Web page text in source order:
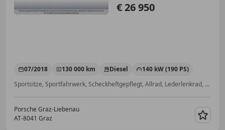
€ 26 950
07/2018 130 000 km Diesel
140 kW (190 PS)
Sportsitze, Sportfahrwerk, Scheckheftgepflegt, Allrad, Lederlenkrad, Sportpaket, Spoiler, LED-Scheinwerfer
Porsche Graz-Liebenau
AT-8041 Graz